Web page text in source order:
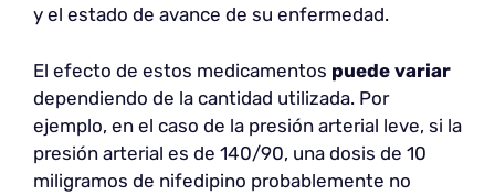
y el estado de avance de su enfermedad.
El efecto de estos medicamentos puede variar
dependiendo de la cantidad utilizada. Por
ejemplo, en el caso de la presión arterial leve, si la
presión arterial es de 140/90, una dosis de 10
miligramos de nifedipino probablemente no